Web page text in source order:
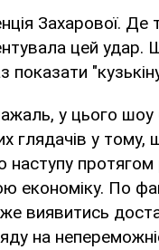
Захарової.
цей
показати
у цього шоу
глядачів у
наступу
економіку. По
виявитись
на